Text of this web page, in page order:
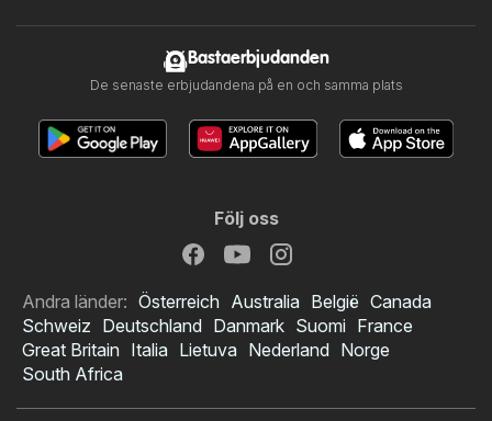
Bastaerbjudanden
De senaste erbjudandena på en och samma plats
Följ oss
Andra länder: Österreich Australia België Canada
Schweiz Deutschland Danmark Suomi France
Great Britain Italia Lietuva Nederland Norge
South Africa